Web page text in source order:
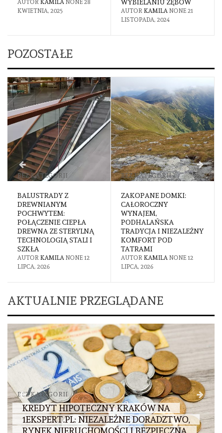
AUTOR KAMILA NONE 28
KWIETNIA, 2025
WYBIELANIU ZĘBÓW
AUTOR KAMILA NONE 21
LISTOPADA, 2024
POZOSTAŁE
BEZ KATEGORII
BALUSTRADY Z
DREWNIANYM
POCHWYTEM:
POŁĄCZENIE CIEPŁA
DREWNA ZE STERYLNĄ
TECHNOLOGIĄ STALI I
SZKŁA
AUTOR KAMILA NONE 12
LIPCA, 2026
BEZ KATEGORII
ZAKOPANE DOMKI:
CAŁOROCZNY
WYNAJEM,
PODHALAŃSKA
TRADYCJA I NIEZALEŻNY
KOMFORT POD
TATRAMI
AUTOR KAMILA NONE 12
LIPCA, 2026
AKTUALNIE PRZEGLĄDANE
BEZ KATEGORII
KREDYT HIPOTECZNY KRAKÓW NA
1EKSPERT.PL: NIEZALEŻNE DORADZTWO,
RYNEK NIERUCHOMOŚCI I BEZPIECZNA